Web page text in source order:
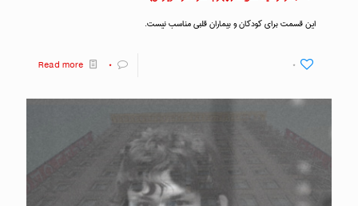
این قسمت برای کودکان و بیماران قلبی مناسب نیست.
۰ ۰ Read more